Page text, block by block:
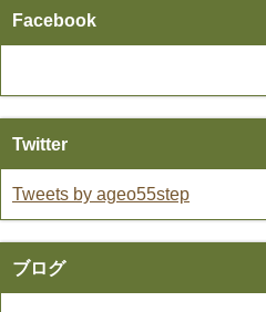
Facebook
Twitter
Tweets by ageo55step
ブログ